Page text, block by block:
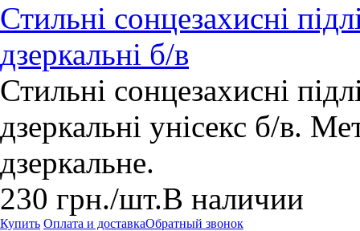
Стильні сонцезахисні
дзеркальні б/в
Стильні сонцезахисні
дзеркальні унісекс б/в.
дзеркальне.
230 грн./шт.В наличии
Купить Оплата и доставкаОбратный звонок